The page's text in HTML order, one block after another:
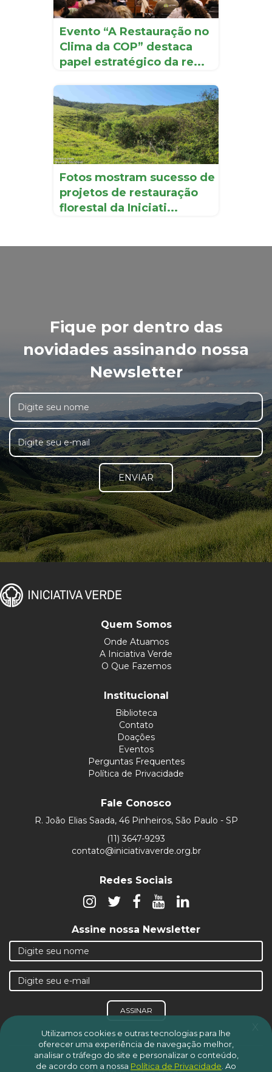
Evento “A Restauração no
Clima da COP” destaca
papel estratégico da re...
Fotos mostram sucesso de
projetos de restauração
florestal da Iniciati...
Fique por dentro das
novidades assinando nossa
Newsletter
ENVIAR
Quem Somos
Onde Atuamos
A Iniciativa Verde
O Que Fazemos
Institucional
Biblioteca
Contato
Doações
Eventos
Perguntas Frequentes
Política de Privacidade
Fale Conosco
R. João Elias Saada, 46 Pinheiros, São Paulo - SP
(11) 3647-9293
contato@iniciativaverde.org.br
Redes Sociais
Assine nossa Newsletter
ASSINAR
x
Utilizamos cookies e outras tecnologias para lhe
oferecer uma experiência de navegação melhor,
analisar o tráfego do site e personalizar o conteúdo,
de acordo com a nossa Política de Privacidade Ao